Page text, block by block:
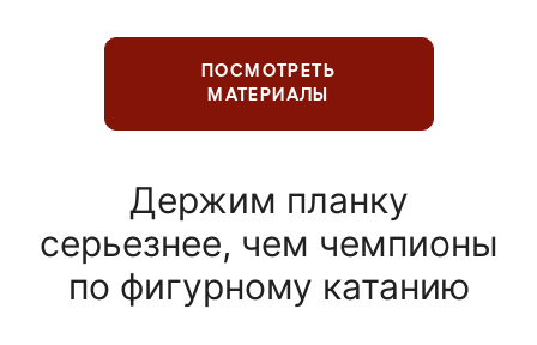
ПОСМОТРЕТЬ
МАТЕРИАЛЫ
Держим планку
серьезнее, чем чемпионы
по фигурному катанию